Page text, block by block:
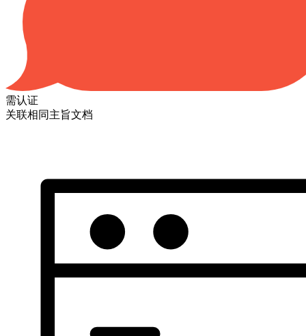
需认证
关联相同主旨文档